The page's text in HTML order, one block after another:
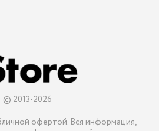
© 2013-2026
офертой. Вся информация,